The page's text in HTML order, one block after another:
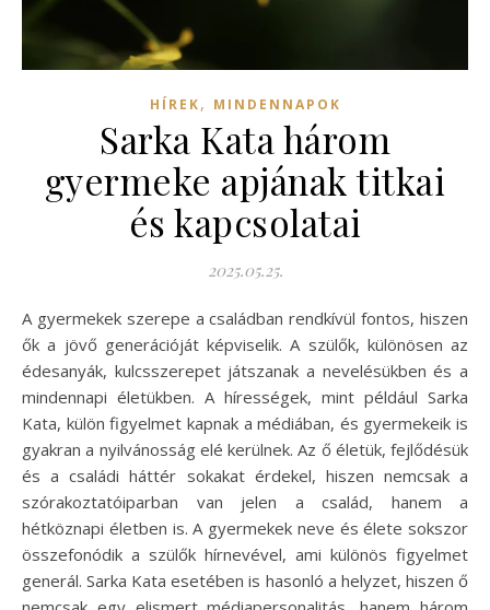
HÍREK, MINDENNAPOK
Sarka Kata három
gyermeke apjának titkai
és kapcsolatai
2025.05.25.
A gyermekek szerepe a családban rendkívül fontos, hiszen
ők a jövő generációját képviselik. A szülők, különösen az
édesanyák, kulcsszerepet játszanak a nevelésükben és a
mindennapi életükben. A hírességek, mint például Sarka
Kata, külön figyelmet kapnak a médiában, és gyermekeik is
gyakran a nyilvánosság elé kerülnek. Az ő életük, fejlődésük
és a családi háttér sokakat érdekel, hiszen nemcsak a
szórakoztatóiparban van jelen a család, hanem a
hétköznapi életben is. A gyermekek neve és élete sokszor
összefonódik a szülők hírnevével, ami különös figyelmet
generál. Sarka Kata esetében is hasonló a helyzet, hiszen ő